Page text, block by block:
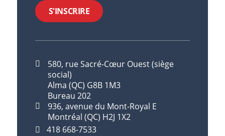
S'INSCRIRE
580, rue Sacré-Cœur Ouest (siège
social)
Alma (QC) G8B 1M3
Bureau 202
936, avenue du Mont-Royal E
Montréal (QC) H2J 1X2
418 668-7533